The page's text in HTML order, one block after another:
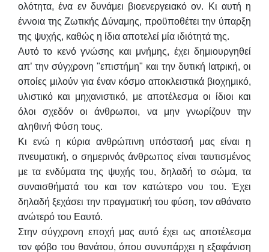
ολότητα, ένα εν δυνάμει βιοενεργειακό ον. Κι αυτή η
έννοια της Ζωτικής Δύναμης, προϋποθέτει την ύπαρξη
της ψυχής, καθώς η ίδια αποτελεί μία ιδιότητά της.
Αυτό το κενό γνώσης και μνήμης, έχει δημιουργηθεί
απ’ την σύγχρονη "επιστήμη" και την δυτική Ιατρική, οι
οποίες μιλούν για έναν κόσμο αποκλειστικά βιοχημικό,
υλιστικό και μηχανιστικό, με αποτέλεσμα οι ίδιοι και
όλοι σχεδόν οι άνθρωποι, να μην γνωρίζουν την
αληθινή Φύση τους.
Κι ενώ η κύρια ανθρώπινη υπόστασή μας είναι η
πνευματική, ο σημερινός άνθρωπος είναι ταυτισμένος
με τα ενδύματα της ψυχής του, δηλαδή το σώμα, τα
συναισθήματά του και τον κατώτερο νου του. Έχει
δηλαδή ξεχάσει την πραγματική του φύση, τον αθάνατο
ανώτερό του Εαυτό.
Στην σύγχρονη εποχή μας αυτό έχει ως αποτέλεσμα
τον φόβο του θανάτου, όπου συνυπάρχει η εξαφάνιση